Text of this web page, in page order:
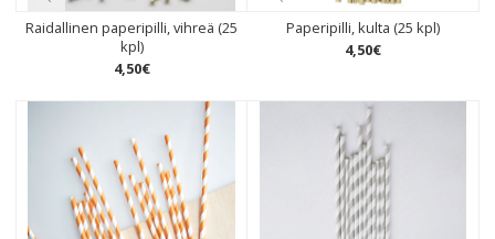
Raidallinen paperipilli, vihreä (25
kpl)
4,50€
Paperipilli, kulta (25 kpl)
4,50€